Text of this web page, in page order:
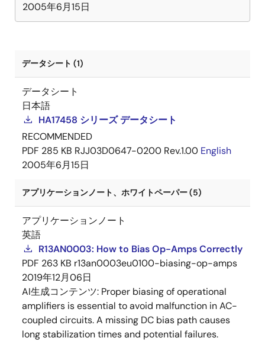
2005年6月15日
データシート (1)
データシート
日本語
HA17458 シリーズ データシート
RECOMMENDED
PDF 285 KB RJJ03D0647-0200 Rev.1.00 English
2005年6月15日
アプリケーションノート、ホワイトペーパー (5)
アプリケーションノート
英語
R13AN0003: How to Bias Op-Amps Correctly
PDF 263 KB r13an0003eu0100-biasing-op-amps
2019年12月06日
AI生成コンテンツ: Proper biasing of operational
amplifiers is essential to avoid malfunction in AC-
coupled circuits. A missing DC bias path causes
long stabilization times and potential failures.